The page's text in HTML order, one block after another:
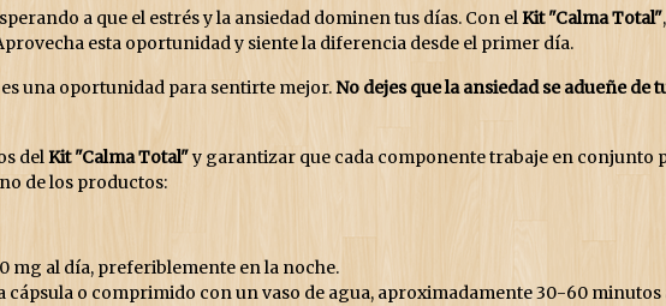
a que el estrés y la ansiedad dominen tus días. Con elKit "Calma Total"
esta oportunidad y siente la diferencia desde el primer día.
es una oportunidad para sentirte mejor. No dejes que la ansiedad se adueñe de
delKit "Calma Total"y garantizar que cada componente trabaje en conjunto
de los productos:
mg al día, preferiblemente en la noche.
cápsula o comprimido con un vaso de agua, aproximadamente 30-60